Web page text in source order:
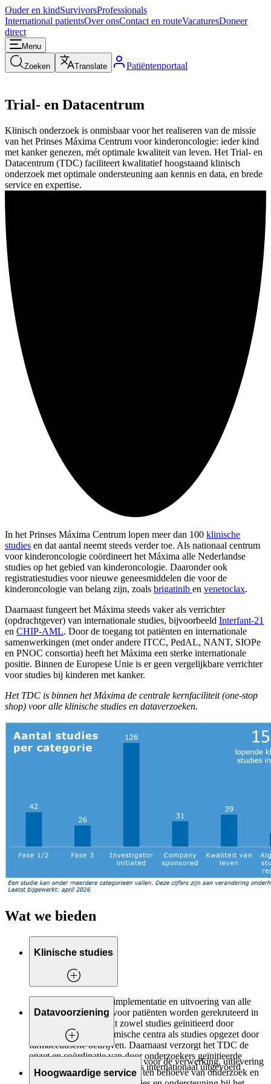
Ouder en kindSurvivorsProfessionals
International patientsOver onsContact en routeVacaturesDoneer
direct
Menu
Zoeken Translate Patiëntenportaal
Trial- en Datacentrum
Klinisch onderzoek is onmisbaar voor het realiseren van de missie
van het Prinses Máxima Centrum voor kinderoncologie: ieder kind
met kanker genezen, mét optimale kwaliteit van leven. Het Trial- en
Datacentrum (TDC) faciliteert kwalitatief hoogstaand klinisch
onderzoek met optimale ondersteuning aan kennis en data, en brede
service en expertise.
In het Prinses Máxima Centrum lopen meer dan 100 klinische
studies en dat aantal neemt steeds verder toe. Als nationaal centrum
voor kinderoncologie coördineert het Máxima alle Nederlandse
studies op het gebied van kinderoncologie. Daaronder ook
registratiestudies voor nieuwe geneesmiddelen die voor de
kinderoncologie van belang zijn, zoals brigatinib en venetoclax.
Daarnaast fungeert het Máxima steeds vaker als verrichter
(opdrachtgever) van internationale studies, bijvoorbeeld Interfant-21
en CHIP-AML. Door de toegang tot patiënten en internationale
samenwerkingen (met onder andere ITCC, PedAL, NANT, SIOPe
en PNOC consortia) heeft het Máxima een sterke internationale
positie. Binnen de Europese Unie is er geen vergelijkbare verrichter
voor studies bij kinderen met kanker.
Het TDC is binnen het Máxima de centrale kernfaciliteit (one-stop
shop) voor alle klinische studies en dataverzoeken.
Wat we bieden
Klinische studies
Het TDC verzorgt de implementatie en uitvoering van alle
klinische studies waarvoor patiënten worden gerekruteerd in
het Máxima. Dit omvat zowel studies geïnitieerd door
onderzoekers in academische centra als studies opgezet door
farmaceutische bedrijven. Daarnaast verzorgt het TDC de
opzet en coördinatie van door onderzoekers geïnitieerde
studies die zowel nationaal als internationaal uitgevoerd
worden.
Datavoorziening
Het TDC is verantwoordelijk voor de verwerking, uitlevering
en duiding van klinische data ten behoeve van onderzoek en
Hoogwaardige service